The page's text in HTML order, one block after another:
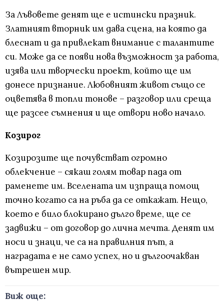
За Лъвовете денят ще е истински празник.
Златният вторник им дава сцена, на която да
блеснат и да привлекат внимание с талантите
си. Може да се появи нова възможност за работа,
изява или творчески проект, който ще им
донесе признание. Любовният живот също се
оцветява в топли тонове – разговор или среща
ще разсее съмнения и ще отвори ново начало.
Козирог
Козирозите ще почувстват огромно
облекчение – сякаш голям товар пада от
раменете им. Вселената им изпраща помощ
точно когато са на ръба да се откажат. Нещо,
което е било блокирано дълго време, ще се
задвижи – от договор до лична мечта. Денят им
носи и знаци, че са на правилния път, а
наградата е не само успех, но и дългоочакван
вътрешен мир.
Виж още: